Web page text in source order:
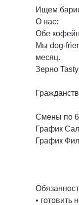
Ищем
О нас:
Обе
Мы dog-
месяц.
Зерно
Смены по
График
График
• готовить